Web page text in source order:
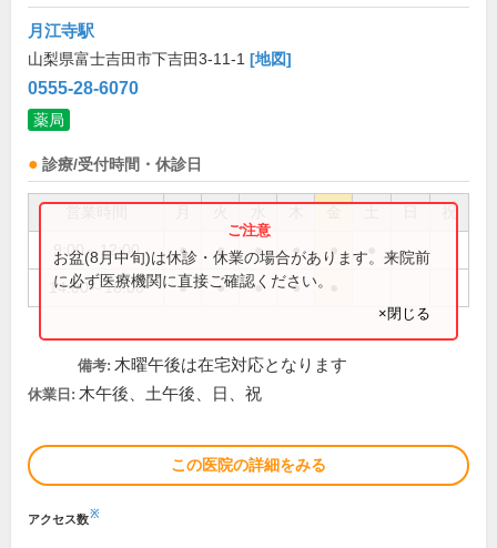
月江寺駅
山梨県富士吉田市下吉田3-11-1 [地図]
0555-28-6070
薬局
診療/受付時間・休診日
祝
9:00～12:00 ● ● ● ● ●
14:00～18:00 ● ● ● ●
お盆(8月中旬)は休診・休業の場合があります。来院前
に必ず医療機関に直接ご確認ください。
×閉じる
備考: 木曜午後は在宅対応となります
休業日: 木午後、土午後、日、祝
この医院の詳細をみる
アクセス数※